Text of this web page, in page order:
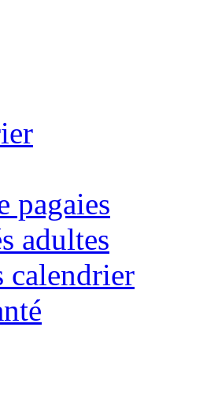
pagaies
adultes
calendrier